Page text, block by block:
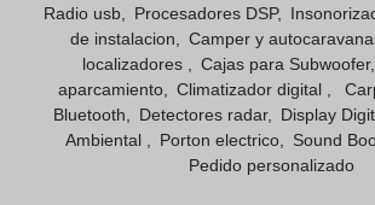
Radio usb
Procesadores DSP
de instalacion
Camper y
localizadores
Cajas para Subwoofer
aparcamiento
Climatizador digital
Bluetooth
Detectores radar Display
Ambiental
Porton electrico
Sound
Pedido personalizado